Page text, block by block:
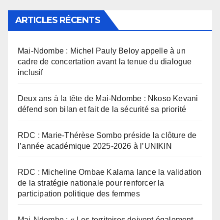
ARTICLES RÉCENTS
Mai-Ndombe : Michel Pauly Beloy appelle à un
cadre de concertation avant la tenue du dialogue
inclusif
Deux ans à la tête de Mai-Ndombe : Nkoso Kevani
défend son bilan et fait de la sécurité sa priorité
RDC : Marie-Thérèse Sombo préside la clôture de
l’année académique 2025-2026 à l’UNIKIN
RDC : Micheline Ombae Kalama lance la validation
de la stratégie nationale pour renforcer la
participation politique des femmes